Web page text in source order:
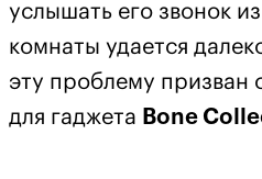
услышать его звонок
комнаты удается
эту проблему призван
для гаджета Bone